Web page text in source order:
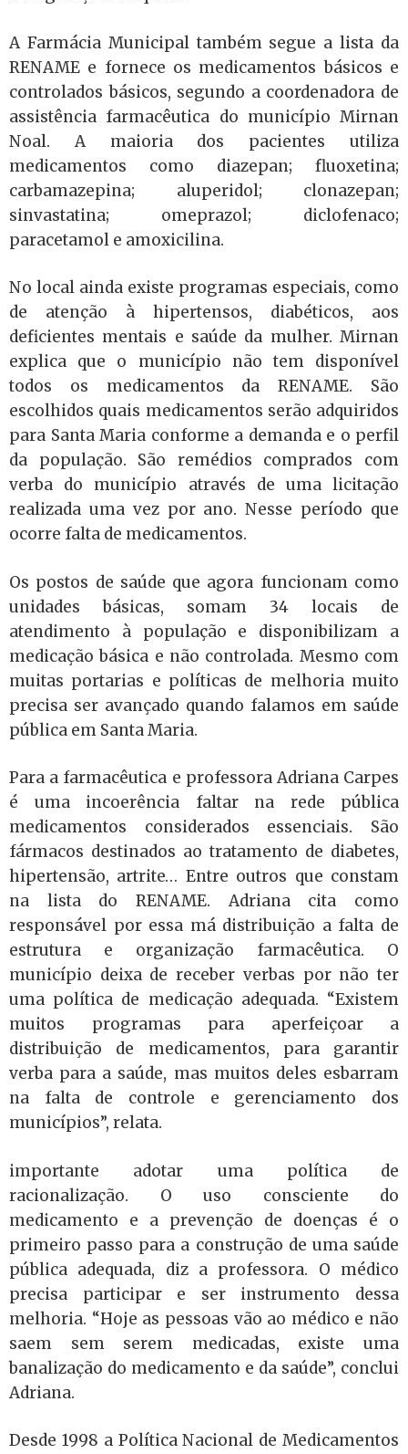
A Farmácia Municipal também segue a lista da
RENAME e fornece os medicamentos básicos e
controlados básicos, segundo a coordenadora de
assistência farmacêutica do município Mirnan
Noal. A maioria dos pacientes utiliza
medicamentos como diazepan; fluoxetina;
carbamazepina; aluperidol; clonazepan;
sinvastatina; omeprazol; diclofenaco;
paracetamol e amoxicilina.
No local ainda existe programas especiais, como
de atenção à hipertensos, diabéticos, aos
deficientes mentais e saúde da mulher. Mirnan
explica que o município não tem disponível
todos os medicamentos da RENAME. São
escolhidos quais medicamentos serão adquiridos
para Santa Maria conforme a demanda e o perfil
da população. São remédios comprados com
verba do município através de uma licitação
realizada uma vez por ano. Nesse período que
ocorre falta de medicamentos.
Os postos de saúde que agora funcionam como
unidades básicas, somam 34 locais de
atendimento à população e disponibilizam a
medicação básica e não controlada. Mesmo com
muitas portarias e políticas de melhoria muito
precisa ser avançado quando falamos em saúde
pública em Santa Maria.
Para a farmacêutica e professora Adriana Carpes
é uma incoerência faltar na rede pública
medicamentos considerados essenciais. São
fármacos destinados ao tratamento de diabetes,
hipertensão, artrite… Entre outros que constam
na lista do RENAME. Adriana cita como
responsável por essa má distribuição a falta de
estrutura e organização farmacêutica. O
município deixa de receber verbas por não ter
uma política de medicação adequada. “Existem
muitos programas para aperfeiçoar a
distribuição de medicamentos, para garantir
verba para a saúde, mas muitos deles esbarram
na falta de controle e gerenciamento dos
municípios”, relata.
importante adotar uma política de
racionalização. O uso consciente do
medicamento e a prevenção de doenças é o
primeiro passo para a construção de uma saúde
pública adequada, diz a professora. O médico
precisa participar e ser instrumento dessa
melhoria. “Hoje as pessoas vão ao médico e não
saem sem serem medicadas, existe uma
banalização do medicamento e da saúde”, conclui
Adriana.
Desde 1998 a Política Nacional de Medicamentos